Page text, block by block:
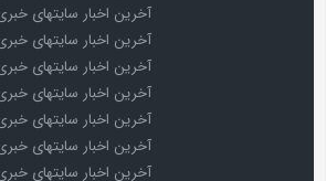
آخرین اخبار سایتهای خبری
آخرین اخبار سایتهای خبری
آخرین اخبار سایتهای خبری
آخرین اخبار سایتهای خبری
آخرین اخبار سایتهای خبری
آخرین اخبار سایتهای خبری
آخرین اخبار سایتهای خبری